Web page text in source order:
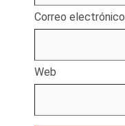
Correo electrónico
Web